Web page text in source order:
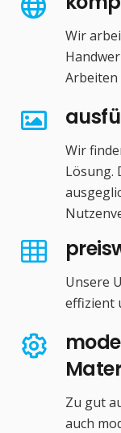
Wir
Arbeiten
Wir
Lösung.
Unsere
effizient
Zu gut
auch